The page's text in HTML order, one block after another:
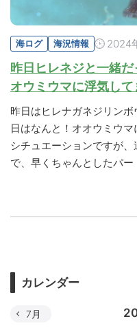
海ログ 海況情報 2024
昨日ヒレネジと一緒
オウミウマに浮気し
昨日はヒレナガネジリン
日はなんと！オオウミウ
シチュエーションですが
で、早くちゃんとしたパ
カレンダー
7月